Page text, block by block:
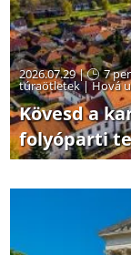
2026.07.29 | 7
túraötletek|Hová
Kövesd a
folyóparti